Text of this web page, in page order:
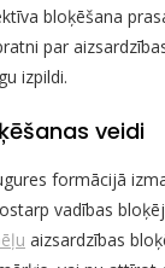
bloķēšana
par
izpildi.
veidi
formācijā
vadības
aizsardzības